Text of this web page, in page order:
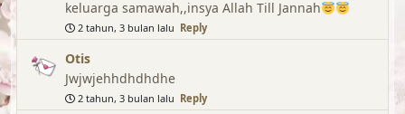
keluarga samawah,,insya Allah Till Jannah
2 tahun, 3 bulan lalu Reply
Otis
Jwjwjehhdhdhdhe
2 tahun, 3 bulan lalu Reply